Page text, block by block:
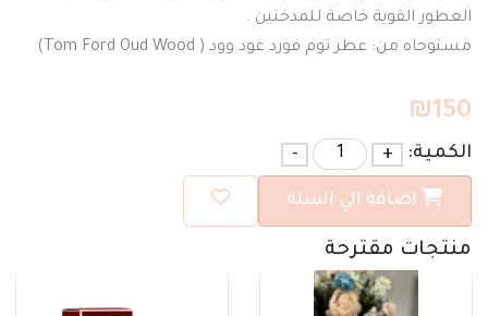
العطور القوية خاصة للمدخنين .
مستوحاه من: عطر توم فورد عود وود ( Tom Ford Oud Wood)
₪150
الكمية: +
-
اضافة الي السلة
منتجات مقترحة